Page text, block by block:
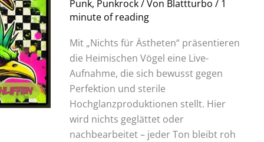
Punk, Punkrock/ Von Blattturbo / 1
minute of reading
Mit „Nichts für Ästheten“ präsentieren
die Heimischen Vögel eine Live-
Aufnahme, die sich bewusst gegen
Perfektion und sterile
Hochglanzproduktionen stellt. Hier
wird nichts geglättet oder
nachbearbeitet – jeder Ton bleibt roh
PUNK
|
Punkrock